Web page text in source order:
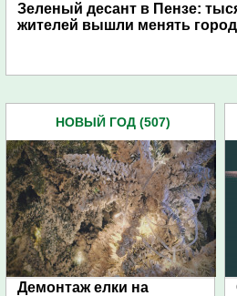
Зеленый десант в Пензе:
жителей вышли менять город
НОВЫЙ ГОД (507)
Демонтаж елки на